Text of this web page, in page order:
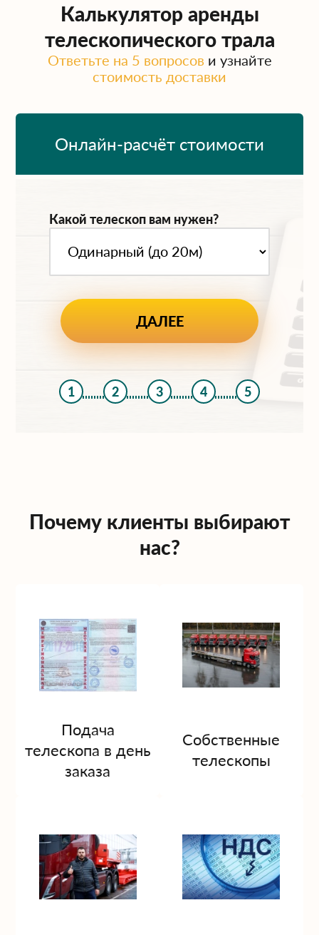
Калькулятор аренды
телескопического трала
Ответьте на 5 вопросов и узнайте
стоимость доставки
Онлайн-расчёт стоимости
Какой телескоп вам нужен?
1 2 3 4 5
Почему клиенты выбирают
нас?
Подача
телескопа в день
заказа
Собственные
телескопы